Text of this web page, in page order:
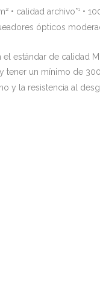
• calidad archivo*1 •
ópticos
el estándar de calidad
tener un mínimo de
y la resistencia al